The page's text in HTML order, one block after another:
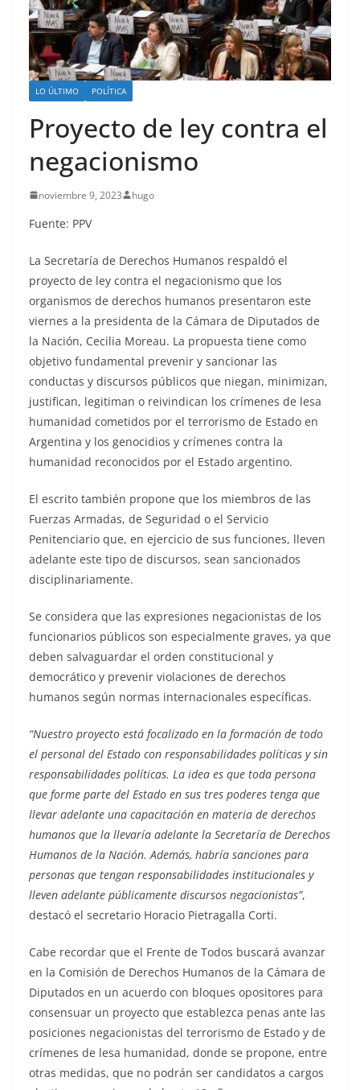
LO ÚLTIMO POLÍTICA
Proyecto de ley contra el
negacionismo
noviembre 9, 2023 hugo
Fuente: PPV
La Secretaría de Derechos Humanos respaldó el
proyecto de ley contra el negacionismo que los
organismos de derechos humanos presentaron este
viernes a la presidenta de la Cámara de Diputados de
la Nación, Cecilia Moreau. La propuesta tiene como
objetivo fundamental prevenir y sancionar las
conductas y discursos públicos que niegan, minimizan,
justifican, legitiman o reivindican los crímenes de lesa
humanidad cometidos por el terrorismo de Estado en
Argentina y los genocidios y crímenes contra la
humanidad reconocidos por el Estado argentino.
El escrito también propone que los miembros de las
Fuerzas Armadas, de Seguridad o el Servicio
Penitenciario que, en ejercicio de sus funciones, lleven
adelante este tipo de discursos, sean sancionados
disciplinariamente.
Se considera que las expresiones negacionistas de los
funcionarios públicos son especialmente graves, ya que
deben salvaguardar el orden constitucional y
democrático y prevenir violaciones de derechos
humanos según normas internacionales específicas.
“Nuestro proyecto está focalizado en la formación de todo
el personal del Estado con responsabilidades políticas y sin
responsabilidades políticas. La idea es que toda persona
que forme parte del Estado en sus tres poderes tenga que
llevar adelante una capacitación en materia de derechos
humanos que la llevaría adelante la Secretaría de Derechos
Humanos de la Nación. Además, habría sanciones para
personas que tengan responsabilidades institucionales y
lleven adelante públicamente discursos negacionistas”,
destacó el secretario Horacio Pietragalla Corti.
Cabe recordar que el Frente de Todos buscará avanzar
en la Comisión de Derechos Humanos de la Cámara de
Diputados en un acuerdo con bloques opositores para
consensuar un proyecto que establezca penas ante las
posiciones negacionistas del terrorismo de Estado y de
crímenes de lesa humanidad, donde se propone, entre
otras medidas, que no podrán ser candidatos a cargos